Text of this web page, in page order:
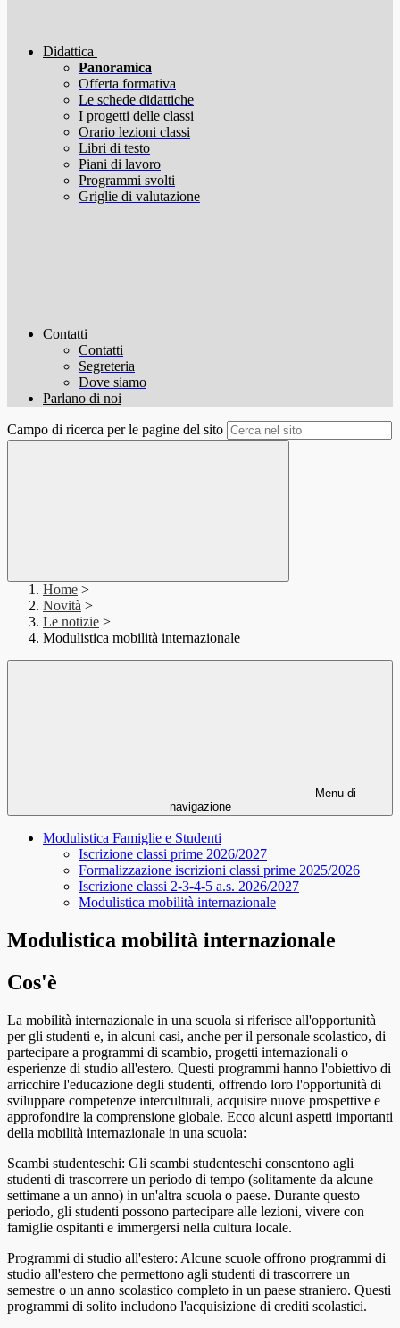
Didattica
Panoramica
Offerta formativa
Le schede didattiche
I progetti delle classi
Orario lezioni classi
Libri di testo
Piani di lavoro
Programmi svolti
Griglie di valutazione
Contatti
Contatti
Segreteria
Dove siamo
Parlano di noi
Campo di ricerca per le pagine del sito
Home >
Novità >
Le notizie >
Modulistica mobilità internazionale
Menu di
navigazione
Modulistica Famiglie e Studenti
Iscrizione classi prime 2026/2027
Formalizzazione iscrizioni classi prime 2025/2026
Iscrizione classi 2-3-4-5 a.s. 2026/2027
Modulistica mobilità internazionale
Modulistica mobilità internazionale
Cos'è
La mobilità internazionale in una scuola si riferisce all'opportunità
per gli studenti e, in alcuni casi, anche per il personale scolastico, di
partecipare a programmi di scambio, progetti internazionali o
esperienze di studio all'estero. Questi programmi hanno l'obiettivo di
arricchire l'educazione degli studenti, offrendo loro l'opportunità di
sviluppare competenze interculturali, acquisire nuove prospettive e
approfondire la comprensione globale. Ecco alcuni aspetti importanti
della mobilità internazionale in una scuola:
Scambi studenteschi: Gli scambi studenteschi consentono agli
studenti di trascorrere un periodo di tempo (solitamente da alcune
settimane a un anno) in un'altra scuola o paese. Durante questo
periodo, gli studenti possono partecipare alle lezioni, vivere con
famiglie ospitanti e immergersi nella cultura locale.
Programmi di studio all'estero: Alcune scuole offrono programmi di
studio all'estero che permettono agli studenti di trascorrere un
semestre o un anno scolastico completo in un paese straniero. Questi
programmi di solito includono l'acquisizione di crediti scolastici.